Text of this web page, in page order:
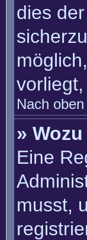
dies
Nach oben
»
Eine
musst,